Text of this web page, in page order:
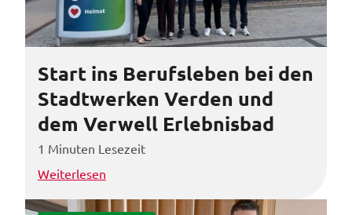
Start ins Berufsleben bei den
Stadtwerken Verden und
dem Verwell Erlebnisbad
1 Minuten Lesezeit
Weiterlesen